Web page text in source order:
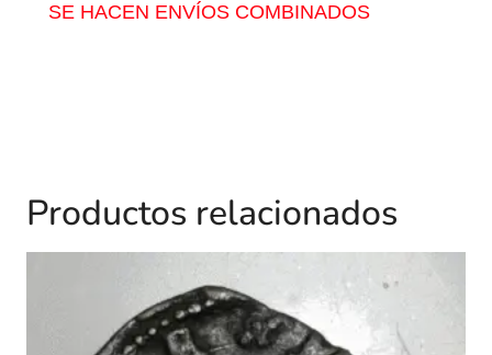
SE HACEN ENVÍOS COMBINADOS
Productos relacionados